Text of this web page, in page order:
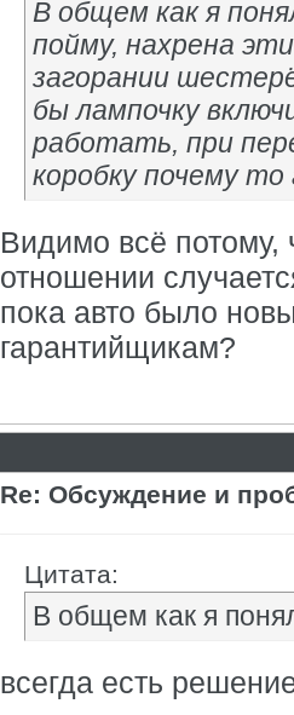
В общем как я
пойму, нахрена
загорании
бы лампочку
работать, при
коробку почему
Видимо всё потому,
отношении
пока авто было
гарантийщикам?
Re: Обсуждение и
Цитата:
В общем как я
всегда есть